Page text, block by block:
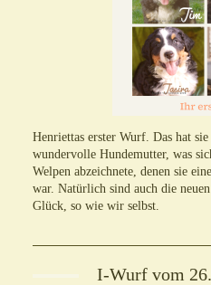
Henriettas erster Wurf. Das hat
wundervolle Hundemutter, was
Welpen abzeichnete, denen sie
war. Natürlich sind auch die
Glück, so wie wir selbst.
I-Wurf vom